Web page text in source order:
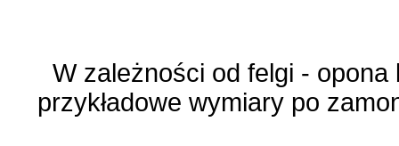
W zależności od felgi -
przykładowe wymiary po